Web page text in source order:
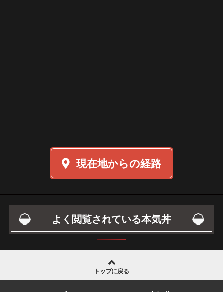
現在地からの経路
よく閲覧されている本気丼
トップに戻る